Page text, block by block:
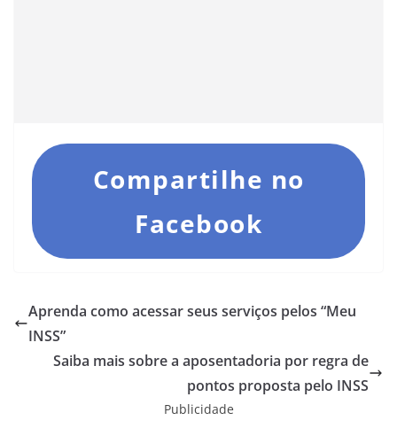
Compartilhe no
Facebook
Aprenda como acessar seus serviços pelos “Meu
INSS”
Saiba mais sobre a aposentadoria por regra de
pontos proposta pelo INSS
Publicidade